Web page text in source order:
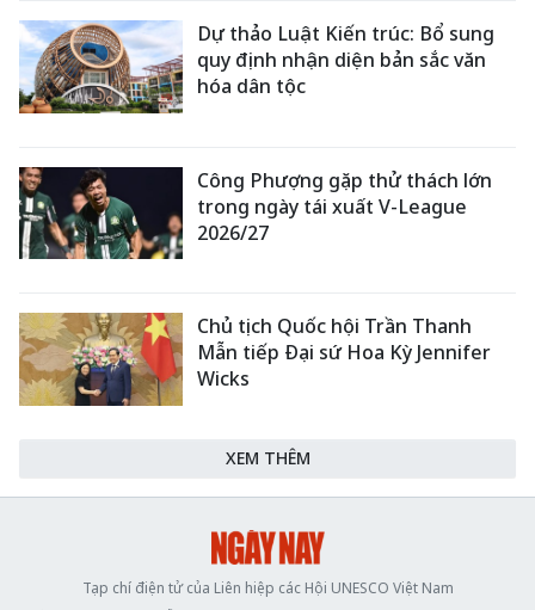
Dự thảo Luật Kiến trúc: Bổ sung
quy định nhận diện bản sắc văn
hóa dân tộc
Công Phượng gặp thử thách lớn
trong ngày tái xuất V-League
2026/27
Chủ tịch Quốc hội Trần Thanh
Mẫn tiếp Đại sứ Hoa Kỳ Jennifer
Wicks
XEM THÊM
Tạp chí điện tử của Liên hiệp các Hội UNESCO Việt Nam